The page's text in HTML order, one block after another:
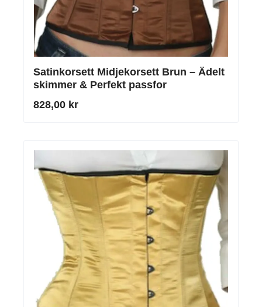
Satinkorsett Midjekorsett Brun – Ädelt
skimmer & Perfekt passfor
828,00 kr